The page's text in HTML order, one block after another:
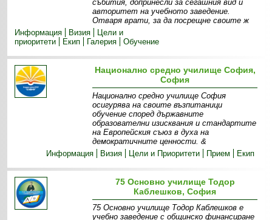
събития, допринесли за сегашния вид и
авторитет на учебното заведение.
Отваря врати, за да посрещне своите ж
Информация
Визия
Цели и
приоритети
Екип Галерия Обучение
Национално средно училище София,
София
Национално средно училище София
осигурява на своите възпитаници
обучение според държавните
образователни изисквания и стандартите
на Европейския съюз в духа на
демократичните ценности. &
Информация
Визия Цели и Приоритети Прием Екип
75 Основно училище Тодор
Каблешков, София
75 Основно училище Тодор Каблешков е
учебно заведение с общинско финансиране